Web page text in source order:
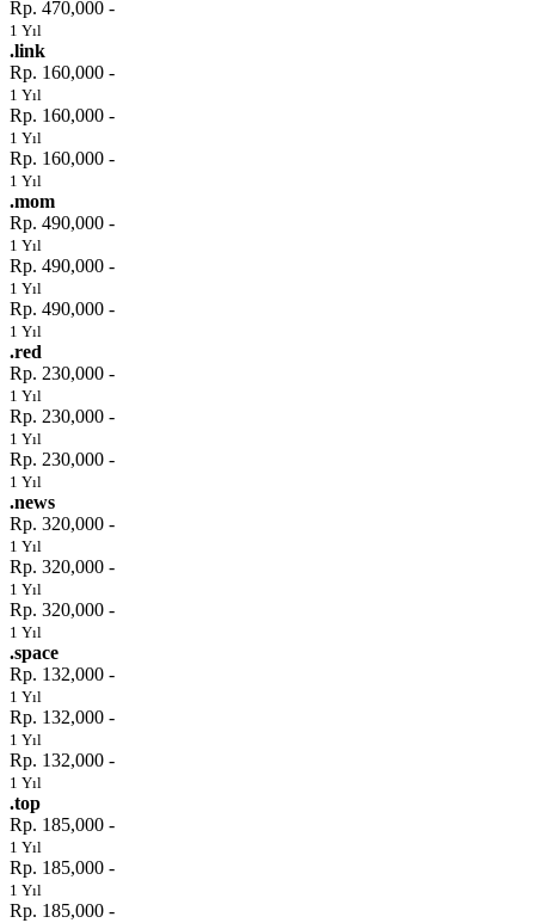
Rp. 470,000 -
1 Yıl
.link
Rp. 160,000 -
1 Yıl
Rp. 160,000 -
1 Yıl
Rp. 160,000 -
1 Yıl
.mom
Rp. 490,000 -
1 Yıl
Rp. 490,000 -
1 Yıl
Rp. 490,000 -
1 Yıl
.red
Rp. 230,000 -
1 Yıl
Rp. 230,000 -
1 Yıl
Rp. 230,000 -
1 Yıl
.news
Rp. 320,000 -
1 Yıl
Rp. 320,000 -
1 Yıl
Rp. 320,000 -
1 Yıl
.space
Rp. 132,000 -
1 Yıl
Rp. 132,000 -
1 Yıl
Rp. 132,000 -
1 Yıl
.top
Rp. 185,000 -
1 Yıl
Rp. 185,000 -
1 Yıl
Rp. 185,000 -